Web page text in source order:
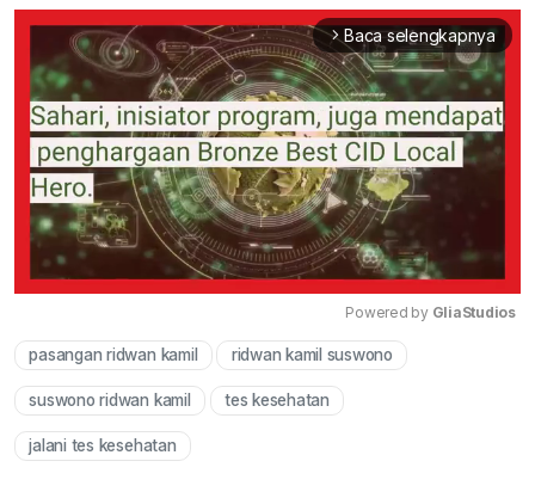
arrow_forward_ios Baca selengkapnya
Powered by GliaStudios
pasangan ridwan kamil ridwan kamil suswono
suswono ridwan kamil tes kesehatan
jalani tes kesehatan